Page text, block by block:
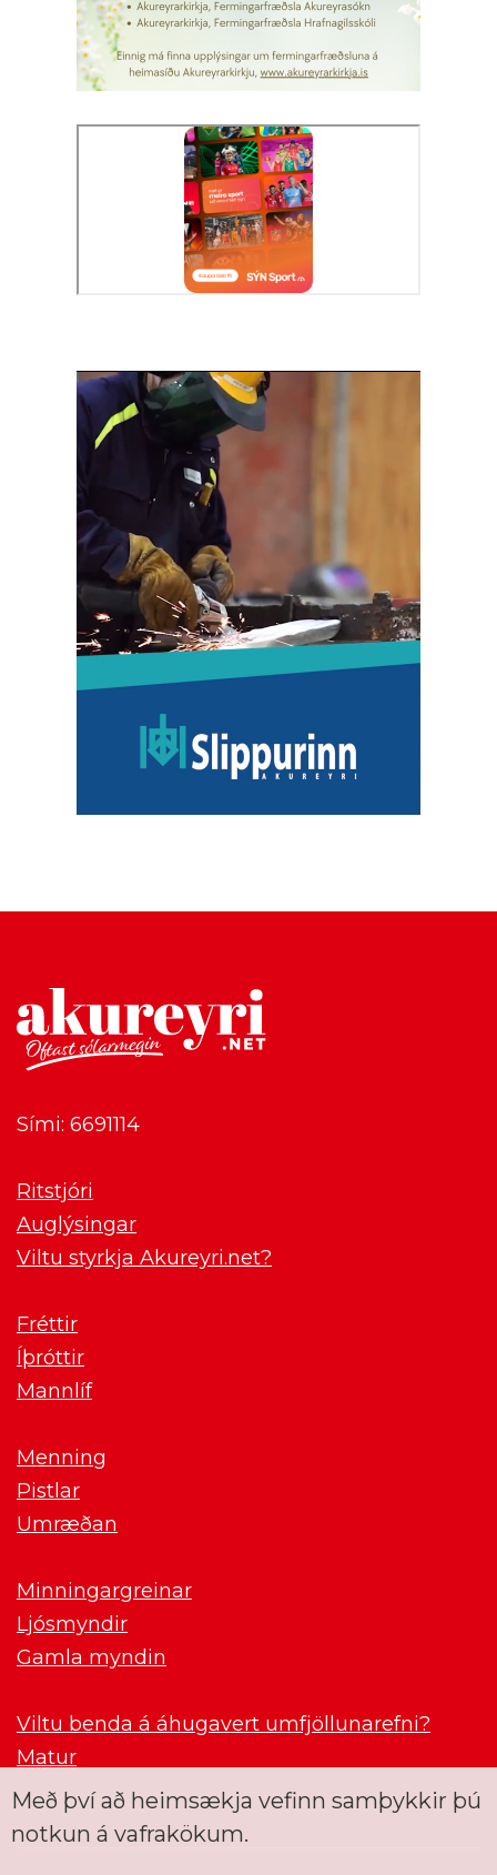
Sími: 6691114
Ritstjóri
Auglýsingar
Viltu styrkja Akureyri.net?
Fréttir
Íþróttir
Mannlíf
Menning
Pistlar
Umræðan
Minningargreinar
Ljósmyndir
Gamla myndin
Viltu benda á áhugavert umfjöllunarefni?
Matur
Með því að heimsækja vefinn samþykkir þú
notkun á vafrakökum.